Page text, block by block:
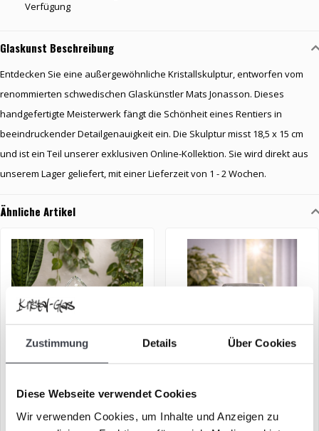
Zustimmung Details Über Cookies
Diese Webseite verwendet Cookies
Wir verwenden Cookies, um Inhalte und Anzeigen zu
Verfügung
Glaskunst Beschreibung
Entdecken Sie eine außergewöhnliche Kristallskulptur, entworfen vom
renommierten schwedischen Glaskünstler Mats Jonasson. Dieses
handgefertigte Meisterwerk fängt die Schönheit eines Rentiers in
beeindruckender Detailgenauigkeit ein. Die Skulptur misst 18,5 x 15 cm
und ist ein Teil unserer exklusiven Online-Kollektion. Sie wird direkt aus
unserem Lager geliefert, mit einer Lieferzeit von 1 - 2 Wochen.
Ähnliche Artikel
Maiglöckchen
Vierblättriges Kleeblatt
€99,00